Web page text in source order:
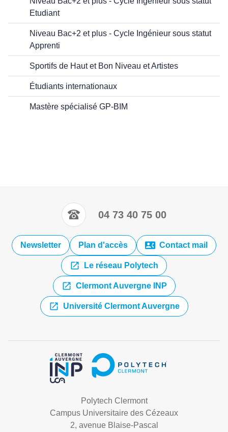
Etudiant
Niveau Bac+2 et plus - Cycle Ingénieur sous statut
Apprenti
Sportifs de Haut et Bon Niveau et Artistes
Étudiants internationaux
Mastère spécialisé GP-BIM
04 73 40 75 00
Newsletter Plan d'accès Contact mail
Le réseau Polytech
Clermont Auvergne INP
Université Clermont Auvergne
Polytech Clermont
Campus Universitaire des Cézeaux
2, avenue Blaise-Pascal